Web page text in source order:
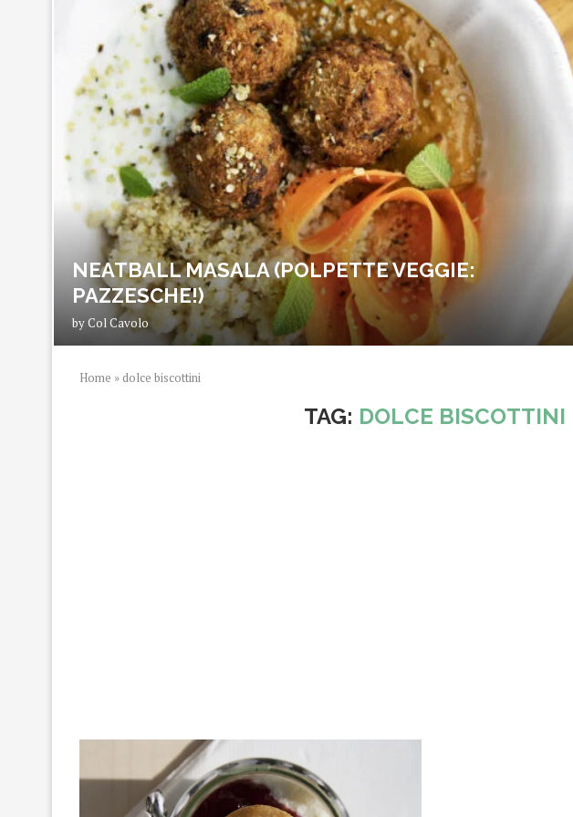
NEATBALL MASALA (POLPETTE VEGGIE:
PAZZESCHE!)
byCol Cavolo
Home » dolce biscottini
TAG: DOLCE BISCOTTINI